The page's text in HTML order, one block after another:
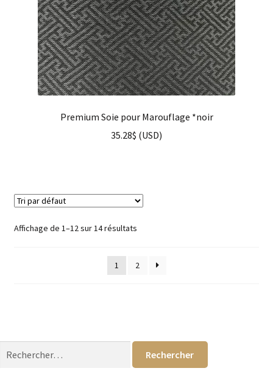
Premium Soie pour Marouflage *noir
35.28$ (USD)
Affichage de 1–12 sur 14 résultats
1 2